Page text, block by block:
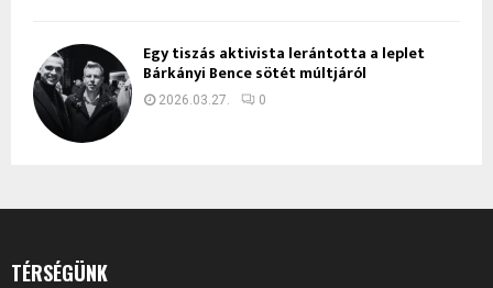
Egy tiszás aktivista lerántotta a leplet
Bárkányi Bence sötét múltjáról
2026.03.27. 0
TÉRSÉGÜNK